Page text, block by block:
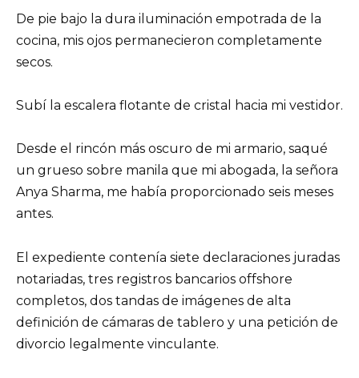
De pie bajo la dura iluminación empotrada de la
cocina, mis ojos permanecieron completamente
secos.
Subí la escalera flotante de cristal hacia mi vestidor.
Desde el rincón más oscuro de mi armario, saqué
un grueso sobre manila que mi abogada, la señora
Anya Sharma, me había proporcionado seis meses
antes.
El expediente contenía siete declaraciones juradas
notariadas, tres registros bancarios offshore
completos, dos tandas de imágenes de alta
definición de cámaras de tablero y una petición de
divorcio legalmente vinculante.